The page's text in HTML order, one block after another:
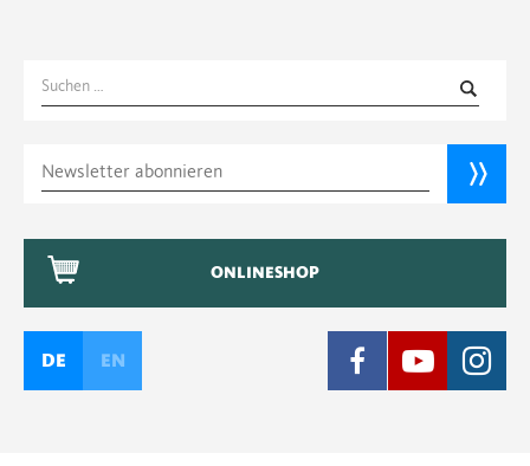
Suchen
nach:
ONLINESHOP
DE EN